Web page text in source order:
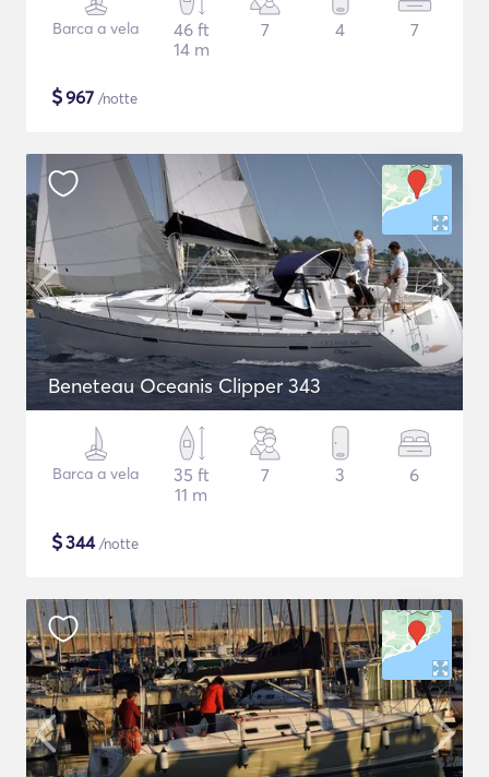
Barca a vela
46 ft
14 m
7 4 7
$967 /notte
Beneteau Oceanis Clipper 343
Barca a vela
35 ft
11 m
7 3 6
$344/notte